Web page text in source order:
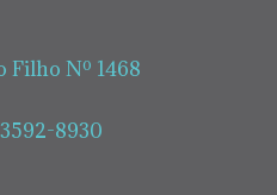
Filho Nº 1468
8930